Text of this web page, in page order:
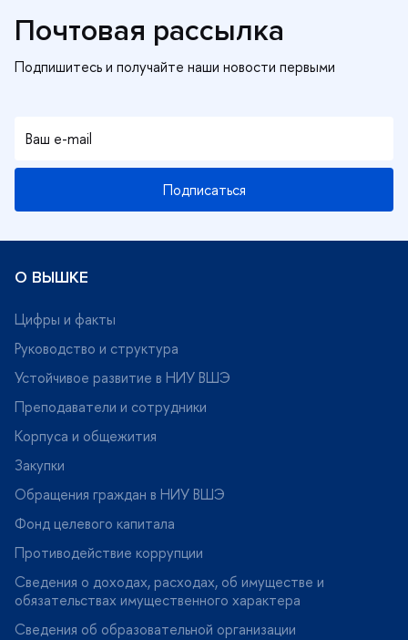
Почтовая рассылка
Подписаться
О ВЫШКЕ
Цифры и факты
Руководство и структура
Устойчивое развитие в НИУ ВШЭ
Преподаватели и сотрудники
Корпуса и общежития
Закупки
Обращения граждан в НИУ ВШЭ
Фонд целевого капитала
Противодействие коррупции
Сведения о доходах, расходах, об имуществе и
обязательствах имущественного характера
Сведения об образовательной организации